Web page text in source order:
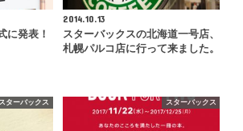
に発表！
2014.10.13
スターバックスの北海道一号店、
札幌パルコ店に行って来ました。
スターバックス スターバックス